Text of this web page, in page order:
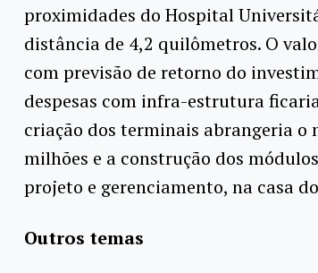
proximidades do Hospital
distância de 4,2 quilômetros. O
com previsão de retorno do
despesas com infra-estrutura
criação dos terminais abrangeria o
milhões e a construção dos
projeto e gerenciamento, na casa
Outros temas